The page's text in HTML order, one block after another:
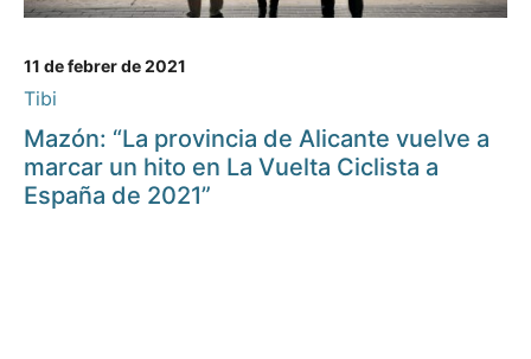
11 de febrer de 2021
Tibi
Mazón: “La provincia de Alicante vuelve a
marcar un hito en La Vuelta Ciclista a
España de 2021”